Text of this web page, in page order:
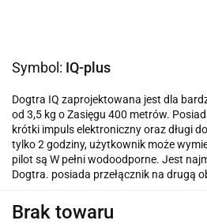
Symbol: IQ-plus
Dogtra IQ zaprojektowana jest dla
od 3,5 kg o Zasięgu 400 metrów.
krótki impuls elektroniczny oraz długi
tylko 2 godziny, użytkownik może
pilot są W pełni wodoodporne. Jest
Dogtra. posiada przełącznik na drugą
Brak towaru